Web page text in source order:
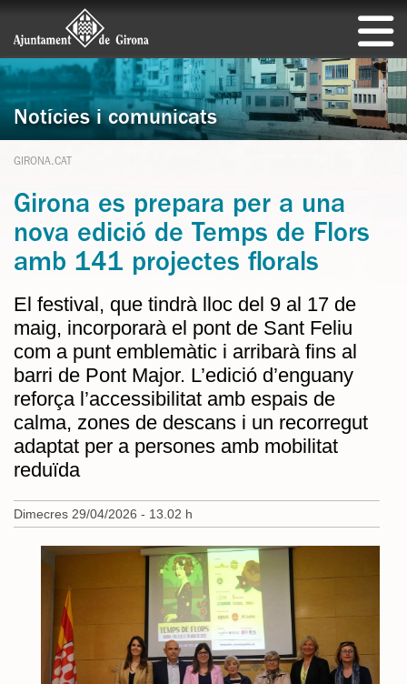
Notícies i comunicats
GIRONA.CAT
Girona es prepara per a una
nova edició de Temps de Flors
amb 141 projectes florals
El festival, que tindrà lloc del 9 al 17 de
maig, incorporarà el pont de Sant Feliu
com a punt emblemàtic i arribarà fins al
barri de Pont Major. L’edició d’enguany
reforça l’accessibilitat amb espais de
calma, zones de descans i un recorregut
adaptat per a persones amb mobilitat
reduïda
Dimecres 29/04/2026 - 13.02 h